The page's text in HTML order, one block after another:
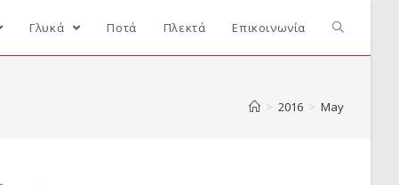
Γλυκά Ποτά Πλεκτά Επικοινωνία
> 2016 > May